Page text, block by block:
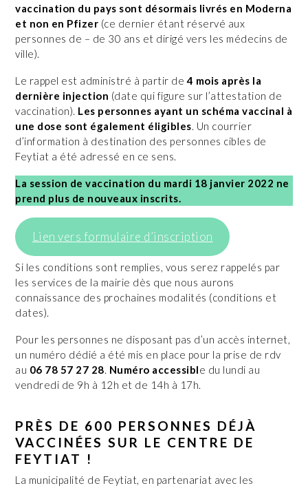
vaccination du pays sont désormais livrés en Moderna
et non en Pfizer (ce dernier étant réservé aux
personnes de – de 30 ans et dirigé vers les médecins de
ville).
Le rappel est administré à partir de4 mois après la
dernière injection (date qui figure sur l’attestation de
vaccination). Les personnes ayant un schéma vaccinal à
une dose sont également éligibles. Un courrier
d’information à destination des personnes cibles de
Feytiat a été adressé en ce sens.
La session de vaccination du mardi 18 janvier 2022 ne
prend plus de nouveaux inscrits.
Lien vers formulaire d’inscription
Si les conditions sont remplies, vous serez rappelés par
les services de la mairie dès que nous aurons
connaissance des prochaines modalités (conditions et
dates).
Pour les personnes ne disposant pas d’un accès internet,
un numéro dédié a été mis en place pour la prise de rdv
au 06 78 57 27 28. Numéro accessible du lundi au
vendredi de 9h à 12h et de 14h à 17h.
PRÈS DE 600 PERSONNES DÉJÀ
VACCINÉES SUR LE CENTRE DE
FEYTIAT !
La municipalité de Feytiat, en partenariat avec les